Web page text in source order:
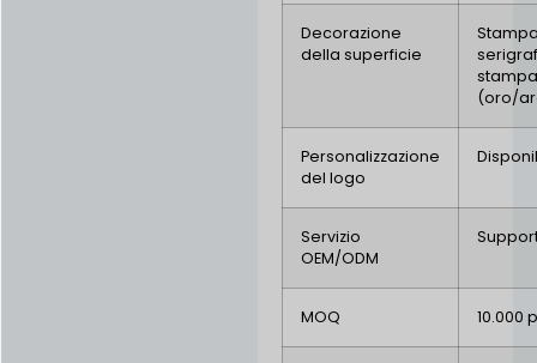
Decorazione
della superficie
(oro/
Personalizzazione
del logo
Servizio
OEM/ODM
MOQ 10.000